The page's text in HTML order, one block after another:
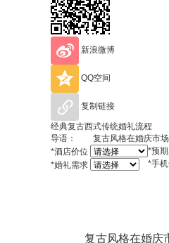
新浪微博
QQ空间
复制链接
经典复古西式传统婚礼流程
导语： 复古风格在婚庆市场上
*酒店价位
*婚礼需求
*预
*手
复古风格在婚庆市